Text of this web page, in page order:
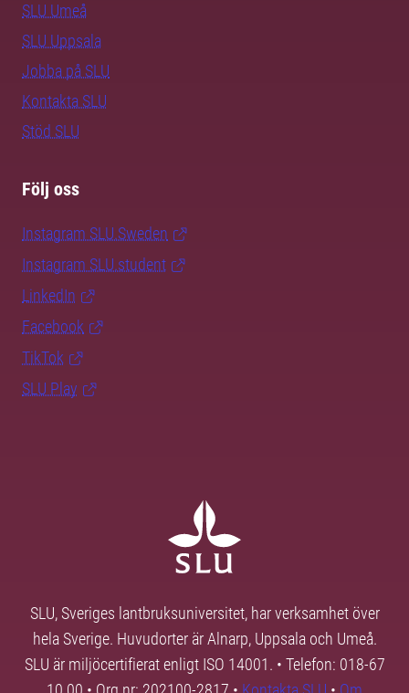
SLU Umeå
SLU Uppsala
Jobba på SLU
Kontakta SLU
Stöd SLU
Följ oss
Instagram SLU.Sweden
Instagram SLU.student
LinkedIn
Facebook
TikTok
SLU Play
SLU, Sveriges lantbruksuniversitet, har verksamhet över
hela Sverige. Huvudorter är Alnarp, Uppsala och Umeå.
SLU är miljöcertifierat enligt ISO 14001. • Telefon: 018-67